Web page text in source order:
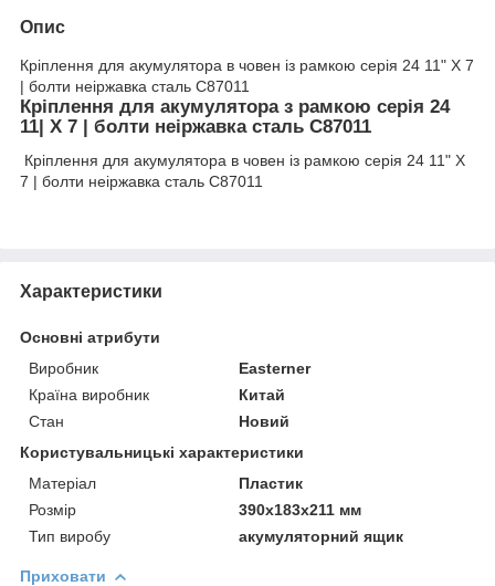
Опис
Кріплення для акумулятора в човен із рамкою серія 24 11" X 7
| болти неіржавка сталь C87011
Кріплення для акумулятора з рамкою серія 24
11| X 7 | болти неіржавка сталь C87011
Кріплення для акумулятора в човен із рамкою серія 24 11" X
7 | болти неіржавка сталь C87011
Характеристики
Основні атрибути
Виробник
Easterner
Країна виробник
Китай
Стан
Новий
Користувальницькі характеристики
Матеріал
Пластик
Розмір
390х183х211 мм
Тип виробу
акумуляторний ящик
Приховати